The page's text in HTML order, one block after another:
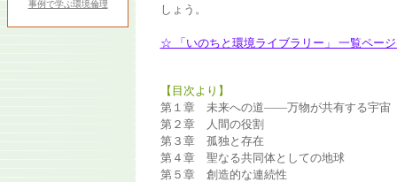
事例で学ぶ環境倫理
しょう。
☆ 「いのちと環境ライブラリー」 一覧ペー
【目次より】
第１章 未来への道――万物が共有する宇宙
第２章 人間の役割
第３章 孤独と存在
第４章 聖なる共同体としての地球
第５章 創造的な連続性